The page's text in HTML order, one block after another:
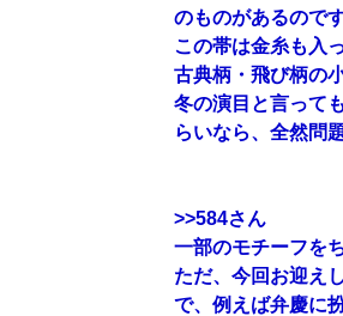
のものがあるので
この帯は金糸も入
古典柄・飛び柄の
冬の演目と言って
らいなら、全然問
>>584さん
一部のモチーフを
ただ、今回お迎え
で、例えば弁慶に